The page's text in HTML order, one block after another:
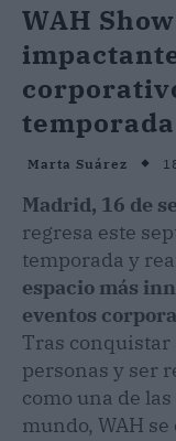
WAH
temporada
Marta Suárez
Madrid, 16 de
regresa este
temporada y
espacio más
eventos
Tras conquistar
personas y ser
como una de
mundo, WAH